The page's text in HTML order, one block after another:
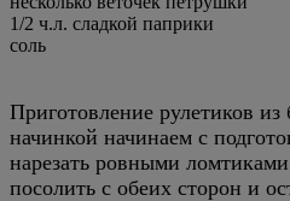
1/2 ч.л. сладкой паприки
соль
Приготовление рулетиков
начинкой начинаем с
нарезать ровными
посолить с обеих сторон и